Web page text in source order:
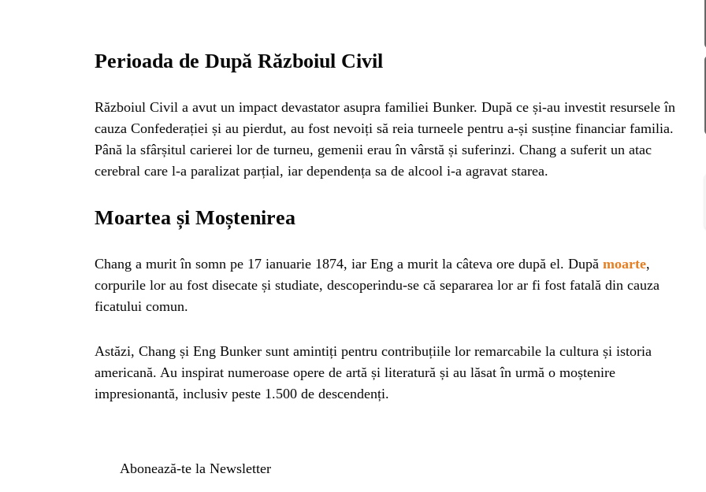
Perioada de După Războiul Civil
Războiul Civil a avut un impact devastator asupra familiei Bunker. După ce și-au investit resursele în
cauza Confederației și au pierdut, au fost nevoiți să reia turneele pentru a-și susține financiar familia.
Până la sfârșitul carierei lor de turneu, gemenii erau în vârstă și suferinzi. Chang a suferit un atac
cerebral care l-a paralizat parțial, iar dependența sa de alcool i-a agravat starea.
Moartea și Moștenirea
Chang a murit în somn pe 17 ianuarie 1874, iar Eng a murit la câteva ore după el. După moarte,
corpurile lor au fost disecate și studiate, descoperindu-se că separarea lor ar fi fost fatală din cauza
ficatului comun.
Astăzi, Chang și Eng Bunker sunt amintiți pentru contribuțiile lor remarcabile la cultura și istoria
americană. Au inspirat numeroase opere de artă și literatură și au lăsat în urmă o moștenire
impresionantă, inclusiv peste 1.500 de descendenți.
Abonează-te la Newsletter